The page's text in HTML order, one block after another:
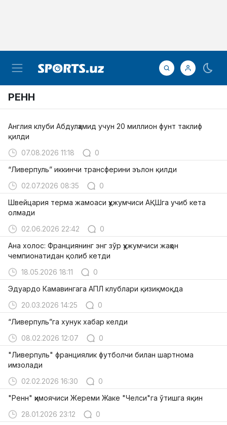
РЕНН
Англия клуби Абдулҳамид учун 20 миллион фунт таклиф
қилди
07.08.2026 11:18
0
“Ливерпуль” иккинчи трансферини эълон қилди
02.07.2026 08:35
0
Швейцария терма жамоаси ҳужумчиси АҚШга учиб кета
олмади
02.06.2026 22:42
0
Ана холос: Франциянинг энг зўр ҳужумчиси жаҳон
чемпионатидан қолиб кетди
18.05.2026 18:11
0
Эдуардо Камавингага АПЛ клублари қизиқмоқда
20.03.2026 14:25
0
“Ливерпуль”га хунук хабар келди
08.02.2026 12:07
0
"Ливерпуль" франциялик футболчи билан шартнома
имзолади
02.02.2026 16:30
0
"Ренн" ҳимоячиси Жереми Жаке "Челси"га ўтишга яқин
28.01.2026 23:12
0